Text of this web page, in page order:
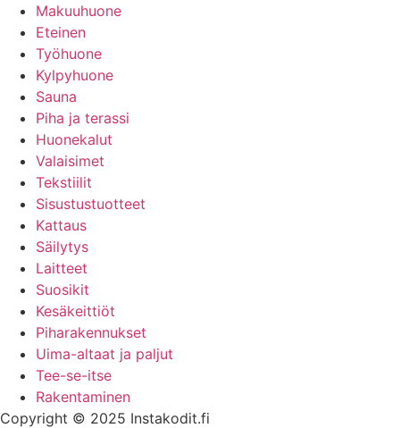
Makuuhuone
Eteinen
Työhuone
Kylpyhuone
Sauna
Piha ja terassi
Huonekalut
Valaisimet
Tekstiilit
Sisustustuotteet
Kattaus
Säilytys
Laitteet
Suosikit
Kesäkeittiöt
Piharakennukset
Uima-altaat ja paljut
Tee-se-itse
Rakentaminen
Copyright © 2025 Instakodit.fi